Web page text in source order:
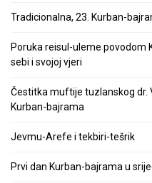
Tradicionalna, 23. Kurban-
Poruka reisul-uleme povodom
sebi i svojoj vjeri
Čestitka muftije tuzlanskog dr.
Kurban-bajrama
Jevmu-Arefe i tekbiri-tešrik
Prvi dan Kurban-bajrama u